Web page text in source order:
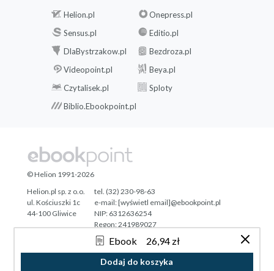
Ebook 26,94 zł
Dodaj do koszyka
Helion.pl
Onepress.pl
Sensus.pl
Editio.pl
DlaBystrzakow.pl
Bezdroza.pl
Videopoint.pl
Beya.pl
Czytalisek.pl
Sploty
Biblio.Ebookpoint.pl
Tonik.pl
© Helion 1991-2026
Helion.pl sp. z o.o.
ul. Kościuszki 1c
44-100 Gliwice
tel. (32) 230-98-63
e-mail:[wyświetl email]@ebookpoint.pl
NIP: 6312636254
Regon: 241989027